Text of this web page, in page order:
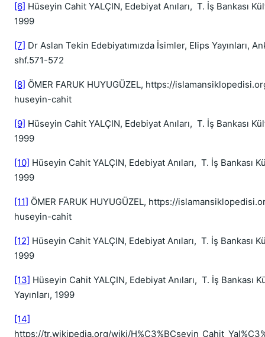
[6] Hüseyin Cahit YALÇIN, Edebiyat Anıları, T. İş Bankası
1999
[7] Dr Aslan Tekin Edebiyatımızda İsimler, Elips Yayınları,
shf.571-572
[8] ÖMER FARUK HUYUGÜZEL, https://
huseyin-cahit
[9] Hüseyin Cahit YALÇIN, Edebiyat Anıları, T. İş Bankası
1999
[10] Hüseyin Cahit YALÇIN, Edebiyat Anıları, T. İş Bankası
1999
[11] ÖMER FARUK HUYUGÜZEL, https://
huseyin-cahit
[12] Hüseyin Cahit YALÇIN, Edebiyat Anıları, T. İş Bankası
1999
[13] Hüseyin Cahit YALÇIN, Edebiyat Anıları, T. İş Bankası
Yayınları, 1999
[14]
https://tr.wikipedia.org/wiki/